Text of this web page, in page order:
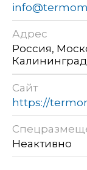
Адрес
Россия,
Сайт
https://
Неактивно